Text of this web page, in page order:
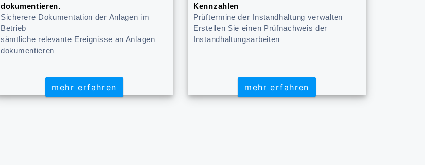
dokumentieren.
Sicherere Dokumentation der Anlagen im
Betrieb
sämtliche relevante Ereignisse an Anlagen
dokumentieren
mehr erfahren
mehr erfahren
Kennzahlen
Prüftermine der Instandhaltung verwalten
Erstellen Sie einen Prüfnachweis der
Instandhaltungsarbeiten
mehr erfahren
mehr erfahren